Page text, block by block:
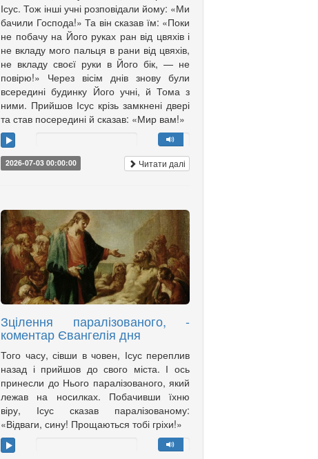
Ісус. Тож інші учні розповідали йому: «Ми
бачили Господа!» Та він сказав їм: «Поки
не побачу на Його руках ран від цвяхів і
не вкладу мого пальця в рани від цвяхів,
не вкладу своєї руки в Його бік, — не
повірю!» Через вісім днів знову були
всередині будинку Його учні, й Тома з
ними. Прийшов Ісус крізь замкнені двері
та став посередині й сказав: «Мир вам!»
2026-07-03 00:00:00 Читати далі
Зцілення паралізованого, -
коментар Євангелія дня
Того часу, сівши в човен, Ісус переплив
назад і прийшов до свого міста. І ось
принесли до Нього паралізованого, який
лежав на носилках. Побачивши їхню
віру, Ісус сказав паралізованому:
«Відваги, сину! Прощаються тобі гріхи!»